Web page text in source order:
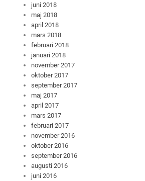
juni 2018
maj 2018
april 2018
mars 2018
februari 2018
januari 2018
november 2017
oktober 2017
september 2017
maj 2017
april 2017
mars 2017
februari 2017
november 2016
oktober 2016
september 2016
augusti 2016
juni 2016